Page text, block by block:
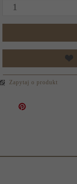
Zapytaj o produkt